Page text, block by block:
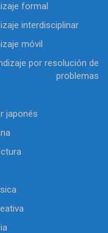
formal
interdisciplinar
móvil
por resolución de
problemas
japonés